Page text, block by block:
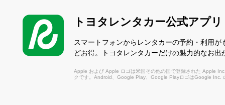
トヨタレンタカー公式アプリ
スマートフォンからレンタカーの予約・利用
どお得。トヨタレンタカーだけの魅力的なお出
Apple および Apple ロゴは米国その他の国で登録された Apple
クです。Android、Google Play、Google PlayロゴはGoogle Inc.